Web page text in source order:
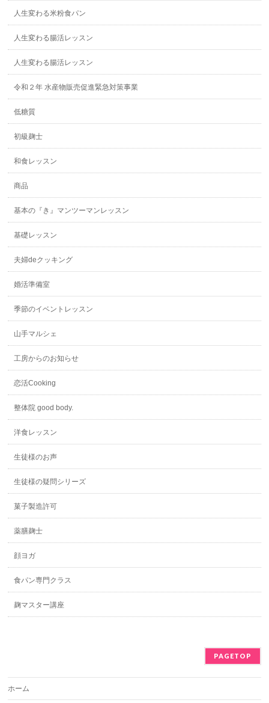
人生変わる米粉食パン
人生変わる腸活レッスン
人生変わる腸活レッスン
令和２年 水産物販売促進緊急対策事業
低糖質
初級麹士
和食レッスン
商品
基本の『き』マンツーマンレッスン
基礎レッスン
夫婦deクッキング
婚活準備室
季節のイベントレッスン
山手マルシェ
工房からのお知らせ
恋活Cooking
整体院 good body.
洋食レッスン
生徒様のお声
生徒様の疑問シリーズ
菓子製造許可
薬膳麹士
顔ヨガ
食パン専門クラス
麹マスター講座
PAGETOP
ホーム